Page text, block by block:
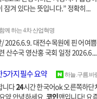
잠겨 있다는 뜻입니다.” 정확히...
께 하는 4차 산업혁명
2026.6.9. 대전수목원에 핀 어여
산수국 영산홍 국회 일정
5가지 필수 요약 하늘.구름.바
니다24시간 한국어ok 오른쪽하
약 안녕하세요, 코인맨입니다! 요즘